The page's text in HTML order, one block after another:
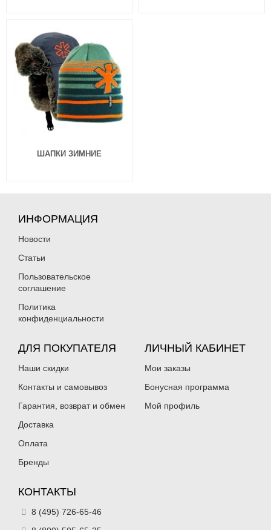
ШАПКИ ЗИМНИЕ
ИНФОРМАЦИЯ
Новости
Статьи
Пользовательское
соглашение
Политика
конфиденциальности
ДЛЯ ПОКУПАТЕЛЯ
Наши скидки
Контакты и самовывоз
Гарантия, возврат и обмен
Доставка
Оплата
Бренды
ЛИЧНЫЙ КАБИНЕТ
Мои заказы
Бонусная программа
Мой профиль
КОНТАКТЫ
8 (495) 726-65-46